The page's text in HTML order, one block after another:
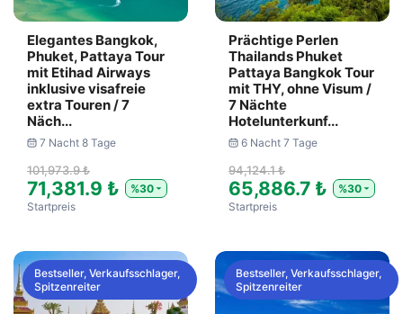
Elegantes Bangkok,
Phuket, Pattaya Tour
mit Etihad Airways
inklusive visafreie
extra Touren / 7
Näch...
7 Nacht 8 Tage
101,973.9 ₺
71,381.9 ₺
%30
Startpreis
Prächtige Perlen
Thailands Phuket
Pattaya Bangkok Tour
mit THY, ohne Visum /
7 Nächte
Hotelunterkunf...
6 Nacht 7 Tage
94,124.1 ₺
65,886.7 ₺
%30
Startpreis
Bestseller, Verkaufsschlager,
Spitzenreiter
Bestseller, Verkaufsschlager,
Spitzenreiter